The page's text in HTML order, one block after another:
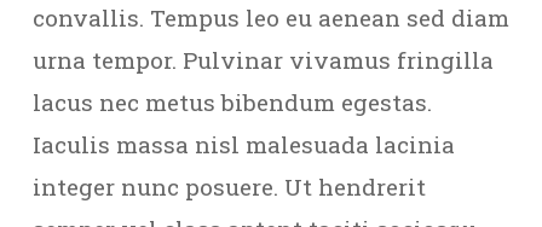
convallis. Tempus leo eu aenean sed diam
urna tempor. Pulvinar vivamus fringilla
lacus nec metus bibendum egestas.
Iaculis massa nisl malesuada lacinia
integer nunc posuere. Ut hendrerit